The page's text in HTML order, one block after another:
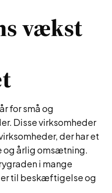
vækst
for små og
Disse virksomheder
der har et
årlig omsætning.
i mange
til beskæftigelse og